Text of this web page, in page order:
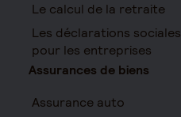
Le calcul de la retraite
Les déclarations sociales
pour les entreprises
Assurances de biens
Assurance auto